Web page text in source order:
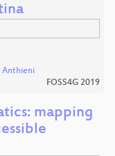
Anthieni
FOSS4G 2019
mapping